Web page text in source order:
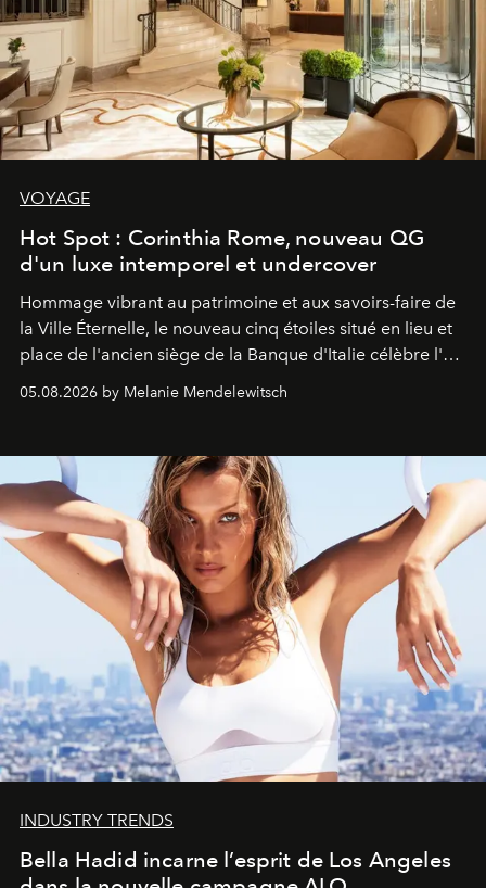
VOYAGE
Hot Spot : Corinthia Rome, nouveau QG
d'un luxe intemporel et undercover
Hommage vibrant au patrimoine et aux savoirs-faire de
la Ville Éternelle, le nouveau cinq étoiles situé en lieu et
place de l'ancien siège de la Banque d'Italie célèbre l'art
05.08.2026 by Melanie Mendelewitsch
INDUSTRY TRENDS
Bella Hadid incarne l’esprit de Los Angeles